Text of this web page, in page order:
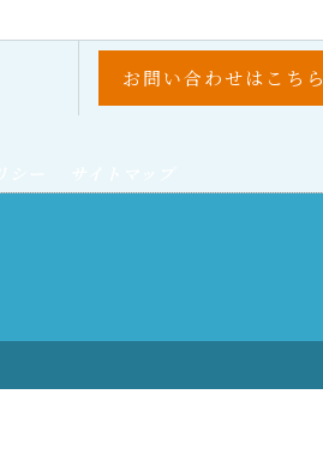
お問い合わせはこちら